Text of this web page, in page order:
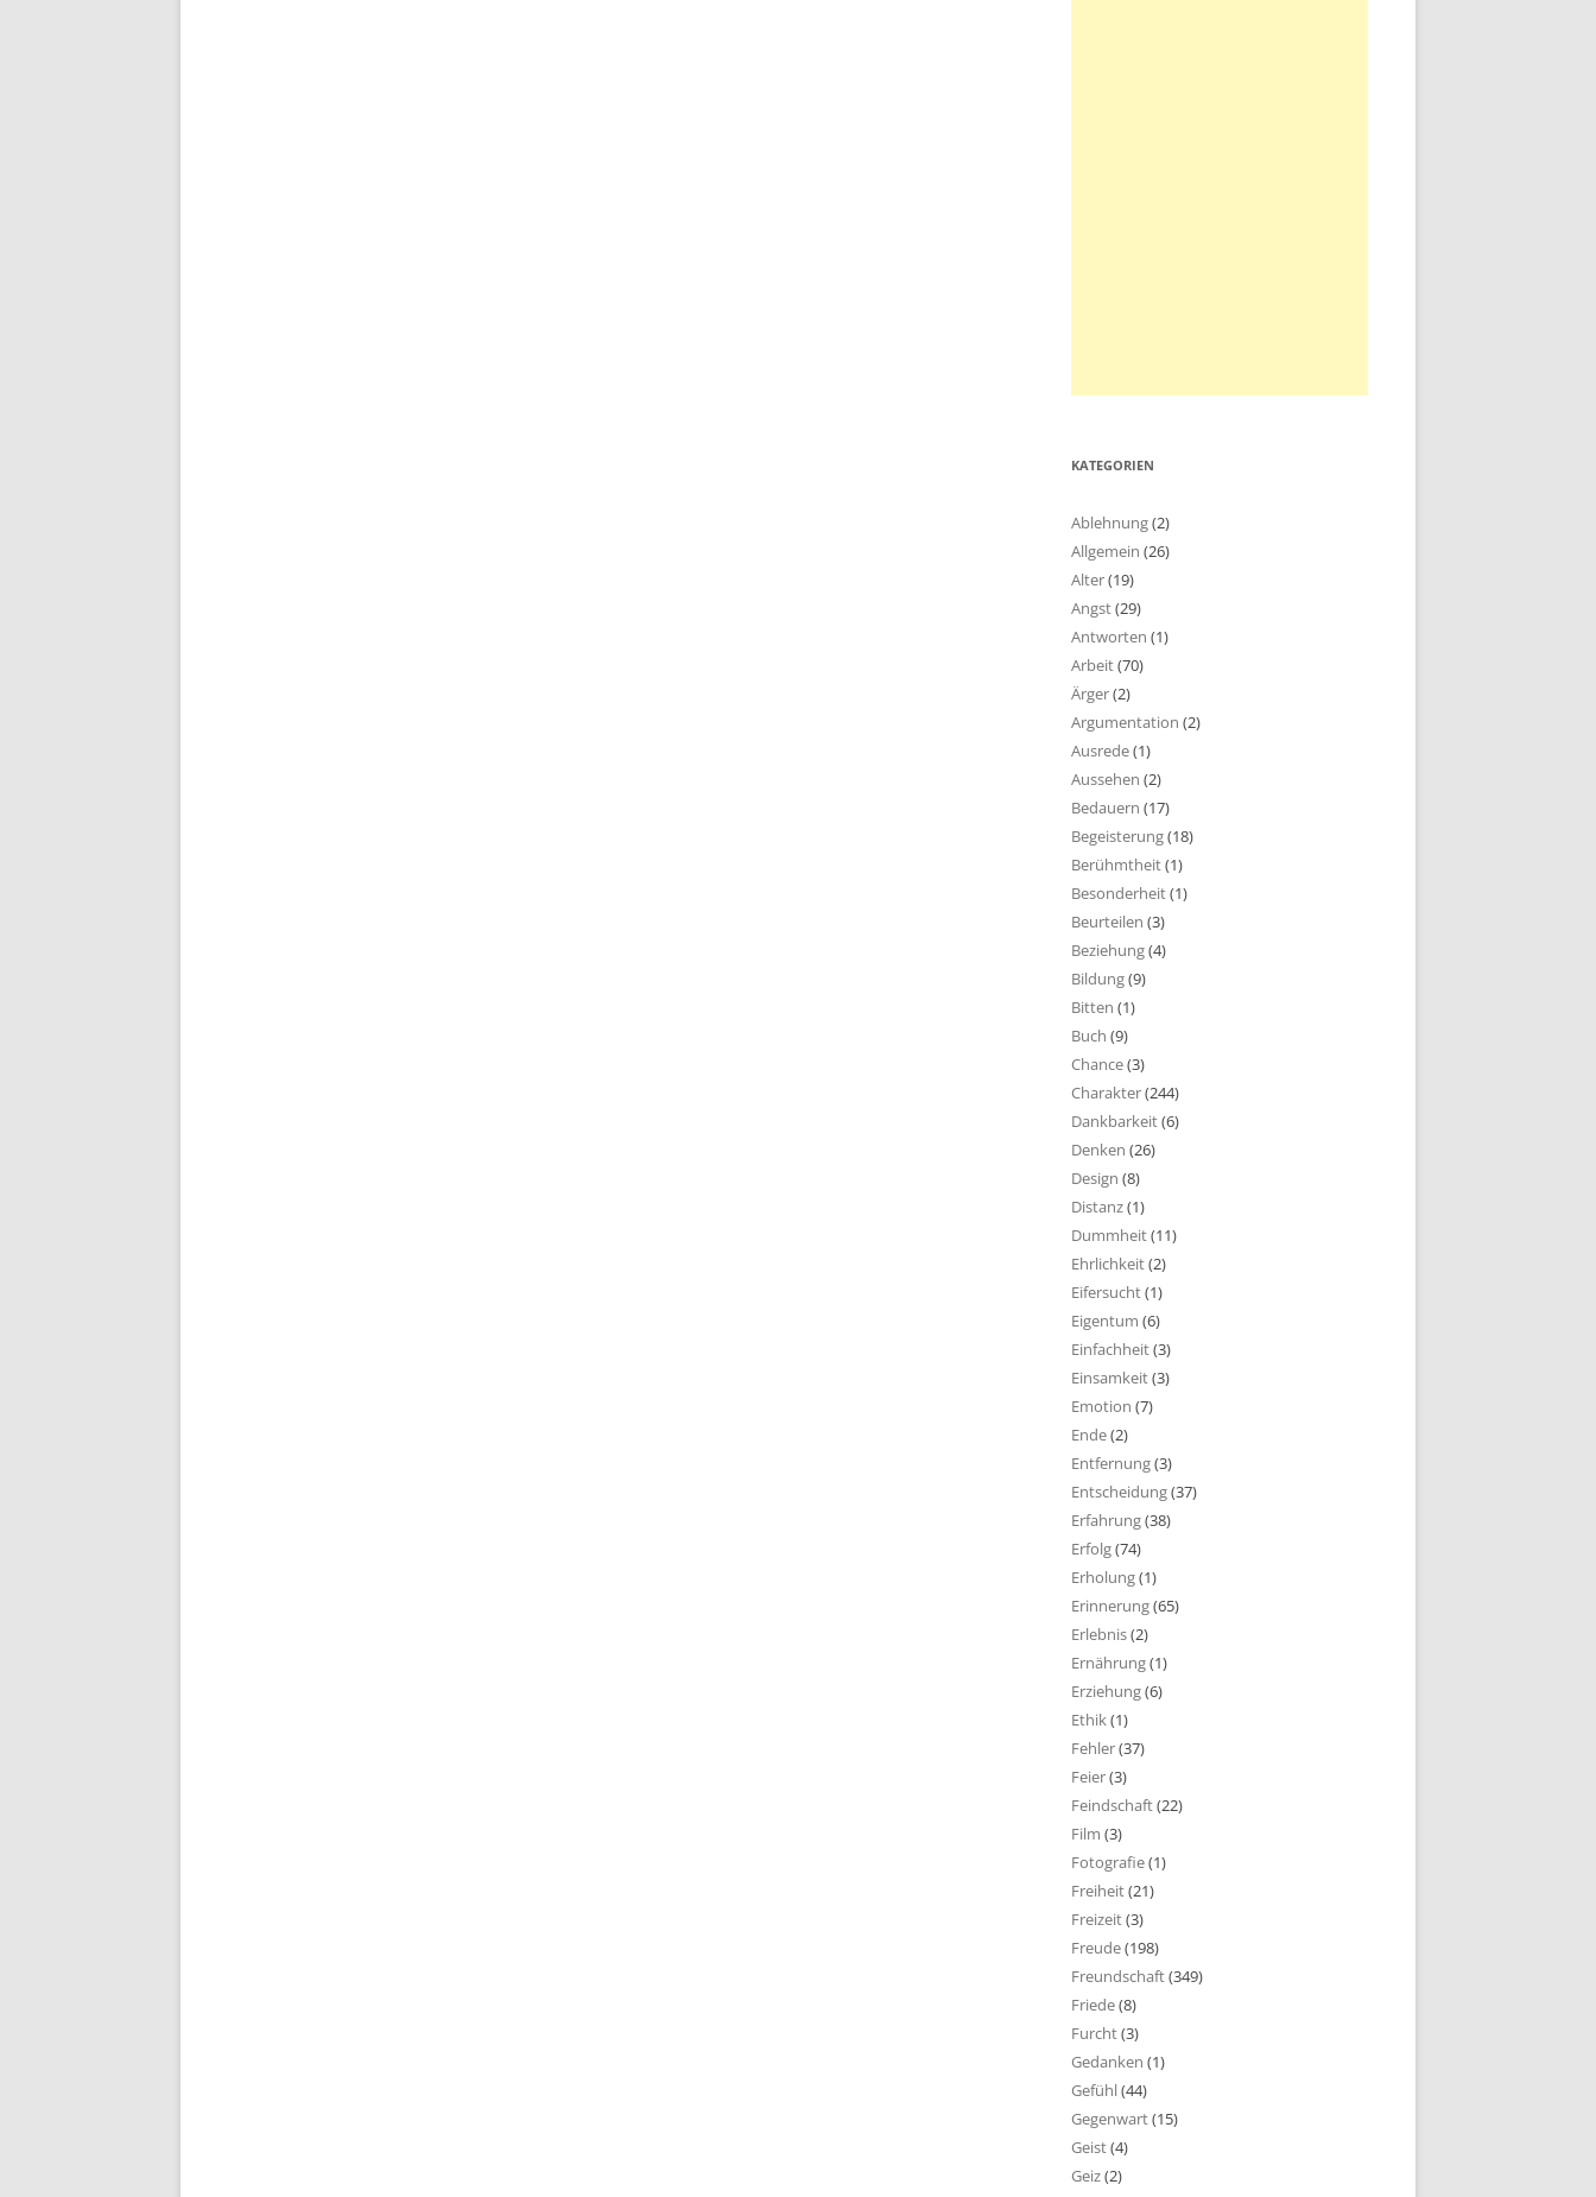
KATEGORIEN
Ablehnung(2)
Allgemein (26)
Alter(19)
Angst(29)
Antworten (1)
Arbeit(70)
Ärger(2)
Argumentation (2)
Ausrede(1)
Aussehen (2)
Bedauern (17)
Begeisterung(18)
Berühmtheit(1)
Besonderheit(1)
Beurteilen (3)
Beziehung(4)
Bildung(9)
Bitten (1)
Buch (9)
Chance(3)
Charakter(244)
Dankbarkeit(6)
Denken (26)
Design (8)
Distanz(1)
Dummheit(11)
Ehrlichkeit(2)
Eifersucht(1)
Eigentum (6)
Einfachheit(3)
Einsamkeit(3)
Emotion (7)
Ende(2)
Entfernung(3)
Entscheidung(37)
Erfahrung(38)
Erfolg(74)
Erholung(1)
Erinnerung(65)
Erlebnis(2)
Ernährung(1)
Erziehung(6)
Ethik(1)
Fehler(37)
Feier(3)
Feindschaft(22)
Film (3)
Fotografie(1)
Freiheit(21)
Freizeit(3)
Freude(198)
Freundschaft(349)
Friede(8)
Furcht(3)
Gedanken (1)
Gefühl(44)
Gegenwart(15)
Geist(4)
Geiz(2)